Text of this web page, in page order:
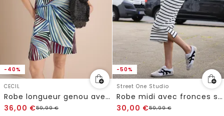
-40%
CECIL
Robe longueur genou avec motif graphique
36,00 €59,99€
-50%
Street One Studio
Robe midi avec fronces sur les manches
30,00 €59,99€